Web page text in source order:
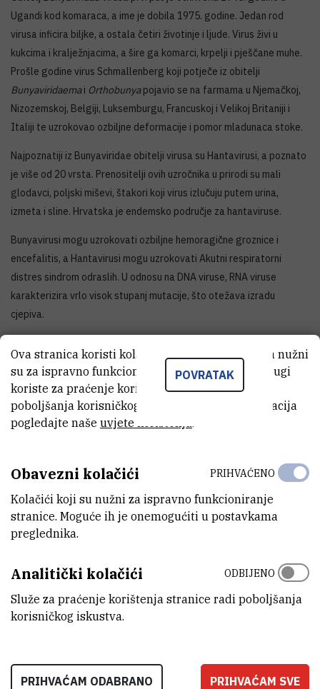
Ugandi kod komaraca, a ime je dobila 1975. godine. Jedan rod
virusa inficira biljke, a ostala četiri životinje i ljude. Virus živi u
kukcima i kralježnjacima, a šire ga komarci, krpelji i pješčane muhe.
Prošle godine virus Schmallenberg koji potječe iz obitelji
Bunyaviridaemai Orthobunyapojavio se na farmama u Njemačkoj,
Nizozemskoj, Belgiji, Luksemburgu, Francuskoj i Velikoj Britaniji i
Italiji te uzrokovao ozbiljne deformacije i pomor mladunaca stoke.
Najpoznatiji iz Bunyaviridae obitelji virusa su Hantavirusi, a poznato
je više od 20 vrsta. Prenositelji ovih uzročnika u prirodi su mali
glodavci, poljski miševi, štakori koji virus izlučuju putem urina,
izmeta i sline. Hrvatska je endemsko područje za hantaviruse.
Bunyavirusi mogu uzrokovati ozbiljne hemoragične groznice i
encefalitis, a Hantavirusi mogu uzrokovati Akutni respiratorni
distres sindrom odraslih. U odnosu na DNA viruse, RNA viruse
karakterizira vrlo visok stupanj mutacije, što otežava izradu
cjepiva.
predavanju će detaljnije prikazati biološka svojstva omotnice
virusa kao i napori istraživačkog tima s Instituta Pasteur da
proizvedu i pročiste dovoljne količine rekombinantnih proteina
omotnice u onim rodovima virusa koji uzrokuju bolesti kod ljudi.
istraživanjima u području karakterizacije Bunyviridae glikoproteina.
Izabran je, kao jedan od 20 znanstvenika, za polaznika prestižnog
tečaja 2011 Cold Spring Harbor Laboratory on X-Ray Methods in
Structural Biology. Autor je 9 znanstvenih radova i vlasnik tri
patenta.
SAŽETAK PREDAVANJA
predavanje-scott-jeffers(293
kB)
POVRATAK
Ova stranica koristi kolačiće. Neki od tih kolačića nužni
su za ispravno funkcioniranje stranice, dok se drugi
koriste za praćenje korištenja stranice radi
poboljšanja korisničkog iskustva. Za više informacija
pogledajte naše uvjete korištenja.
Obavezni kolačići
Kolačići koji su nužni za ispravno funkcioniranje
stranice. Moguće ih je onemogućiti u postavkama
preglednika.
PRIHVAĆENO
Analitički kolačići
Služe za praćenje korištenja stranice radi poboljšanja
korisničkog iskustva.
ODBIJENO
PRIHVAĆAM ODABRANO PRIHVAĆAM SVE